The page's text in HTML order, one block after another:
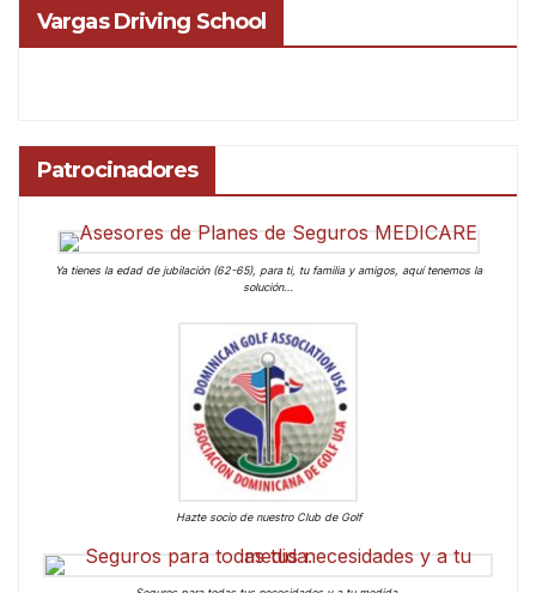
Vargas Driving School
Patrocinadores
Ya tienes la edad de jubilación (62-65), para ti, tu familia y amigos, aquí tenemos la
solución…
Hazte socio de nuestro Club de Golf